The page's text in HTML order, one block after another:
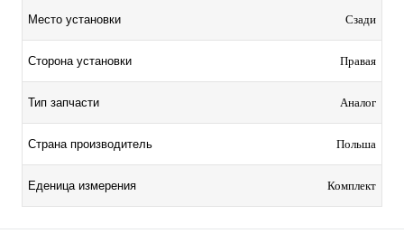
Место установки Сзади
Сторона установки Правая
Тип запчасти Аналог
Страна производитель Польша
Еденица измерения Комплект